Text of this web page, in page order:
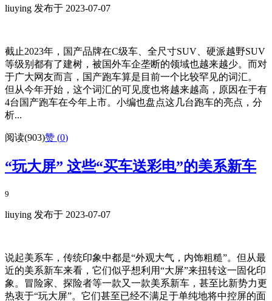
liuying 发布于 2023-07-07
截止2023年，国产品牌在C级车、全尺寸SUV、硬派越野SUV
等级别都有了建树，被国外车企垄断的领域也越来越少。而对
于广大网友而言，国产跑车算是目前一个比较罕见的词汇。
但从今年开始，这个词汇的可见度也将越来越高，原因在于有
4台国产跑车在今年上市。小编也盘点这几台跑车的亮点，分
析...
阅读(903)赞 (0)
“玩大屏” 这些“买车送彩电”的美系新车
9
liuying 发布于 2023-07-07
说起美系车，传统印象中都是“外观大气，内饰粗糙”。但从最
近的美系新车来看，它们似乎想利用“大屏”来扭转这一固化印
象。冒险家、探险者等一款又一款美系新车，甚至比新势力更
热衷于“玩大屏”。它们甚至已经不满足于单纯地将中控屏的面